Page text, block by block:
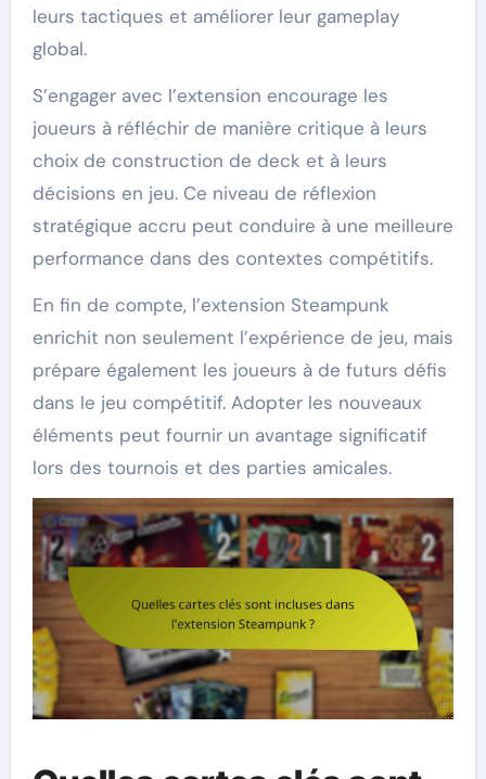
leurs tactiques et améliorer leur gameplay
global.
S’engager avec l’extension encourage les
joueurs à réfléchir de manière critique à leurs
choix de construction de deck et à leurs
décisions en jeu. Ce niveau de réflexion
stratégique accru peut conduire à une meilleure
performance dans des contextes compétitifs.
En fin de compte, l’extension Steampunk
enrichit non seulement l’expérience de jeu, mais
prépare également les joueurs à de futurs défis
dans le jeu compétitif. Adopter les nouveaux
éléments peut fournir un avantage significatif
lors des tournois et des parties amicales.